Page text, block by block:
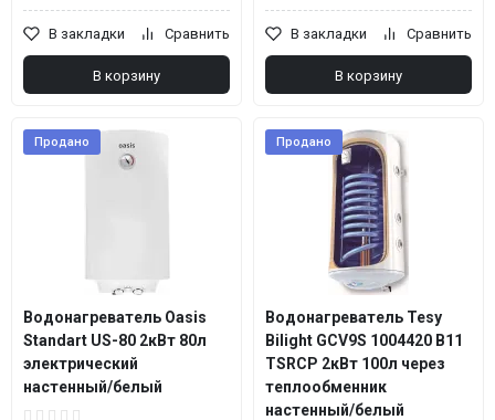
В закладки Сравнить
В корзину
В закладки Сравнить
В корзину
Продано
Водонагреватель Oasis
Standart US-80 2кВт 80л
электрический
настенный/белый
Продано
Водонагреватель Tesy
Bilight GCV9S 1004420 B11
TSRCP 2кВт 100л через
теплообменник
настенный/белый